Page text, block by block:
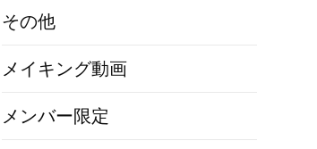
その他
メイキング動画
メンバー限定